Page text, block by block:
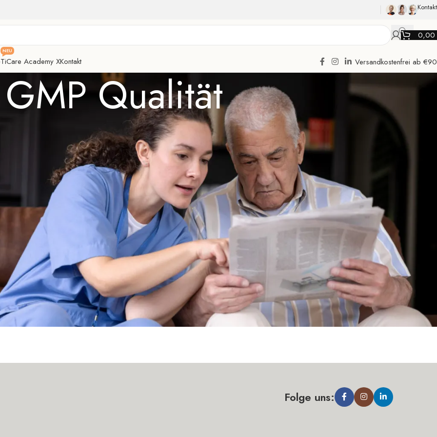
Kontakt
0,00
TiCare Academy X
NEU
Kontakt Versandkostenfrei ab
Qualität
Folge uns: